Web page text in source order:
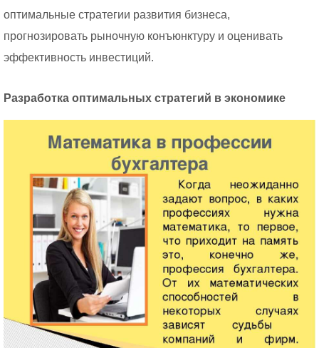
оптимальные стратегии развития бизнеса,
прогнозировать рыночную конъюнктуру и оценивать
эффективность инвестиций.
Разработка оптимальных стратегий в экономике